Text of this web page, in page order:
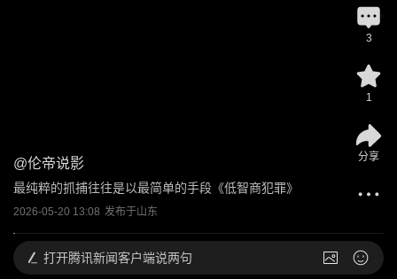
@伦帝说影
最纯粹的抓捕往往是以最简单的手段《低智商犯罪》
2026-05-20 13:08 发布于山东
3
1
分享
打开腾讯新闻客户端说两句